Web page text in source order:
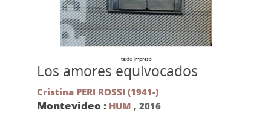
texto impreso
Los amores equivocados
Cristina PERI ROSSI (1941-)
Montevideo : HUM , 2016